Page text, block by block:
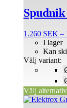
1.260 SEK –
I lager
Kan
Välj variant:
Välj alternativ
produkten
har
varianter.
olika
alternativen
på
produktsidan